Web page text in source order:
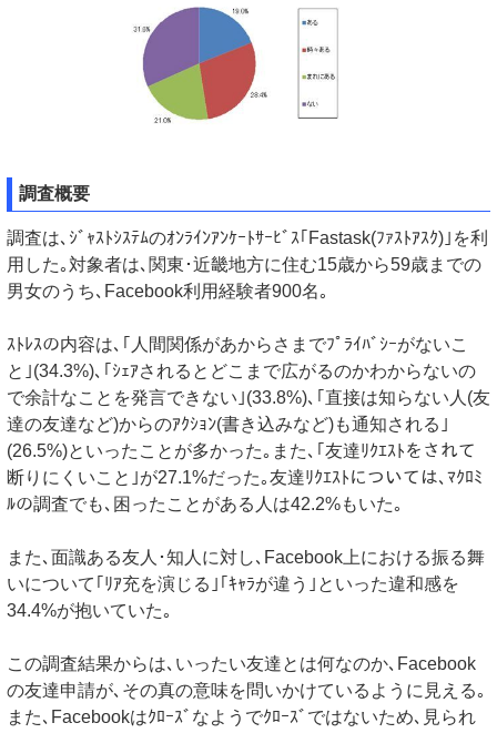
調査概要
調査は､ｼﾞｬｽﾄｼｽﾃﾑのｵﾝﾗｲﾝｱﾝｹｰﾄｻｰﾋﾞｽ｢Fastask(ﾌｧｽﾄｱｽｸ)｣を利
用した｡対象者は､関東･近畿地方に住む15歳から59歳までの
男女のうち､Facebook利用経験者900名｡
ｽﾄﾚｽの内容は､｢人間関係があからさまでﾌﾟﾗｲﾊﾞｼｰがないこ
と｣(34.3%)､｢ｼｪｱされるとどこまで広がるのかわからないの
で余計なことを発言できない｣(33.8%)､｢直接は知らない人(友
達の友達など)からのｱｸｼｮﾝ(書き込みなど)も通知される｣
(26.5%)といったことが多かった｡また､｢友達ﾘｸｴｽﾄをされて
断りにくいこと｣が27.1%だった｡友達ﾘｸｴｽﾄについては､ﾏｸﾛﾐ
ﾙの調査でも､困ったことがある人は42.2%もいた｡
また､面識ある友人･知人に対し､Facebook上における振る舞
いについて｢ﾘｱ充を演じる｣｢ｷｬﾗが違う｣といった違和感を
34.4%が抱いていた｡
この調査結果からは､いったい友達とは何なのか､Facebook
の友達申請が､その真の意味を問いかけているように見える｡
また､Facebookはｸﾛｰｽﾞなようでｸﾛｰｽﾞではないため､見られ